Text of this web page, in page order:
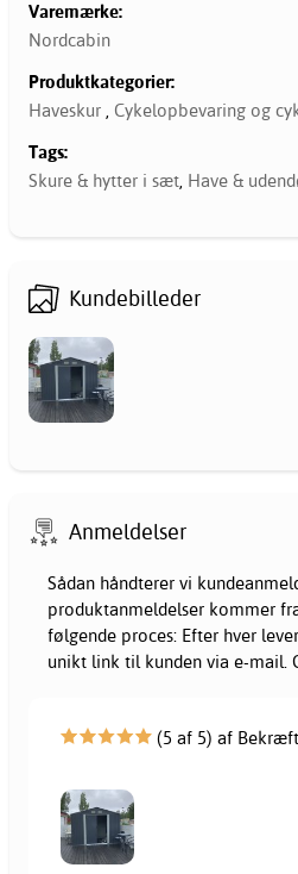
Varemærke:
Nordcabin
Produktkategorier:
Haveskur , Cykelopbevaring og
Tags:
Skure & hytter i sæt, Have &
Kundebilleder
Anmeldelser
Sådan håndterer vi
produktanmeldelser kommer
følgende proces: Efter hver
unikt link til kunden via e-mail.
(5 af 5) af